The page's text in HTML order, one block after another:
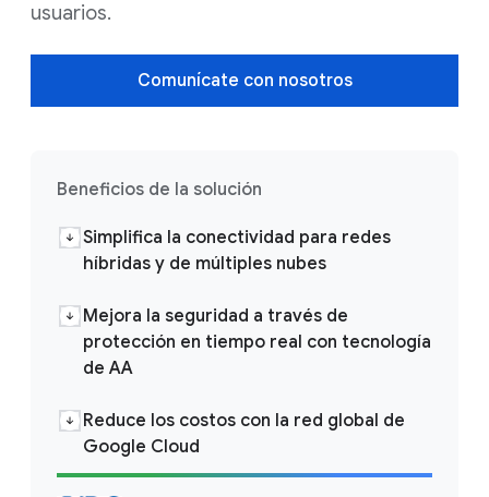
usuarios.
Comunícate con nosotros
Beneficios de la solución
Simplifica la conectividad para redes
híbridas y de múltiples nubes
Mejora la seguridad a través de
protección en tiempo real con tecnología
de AA
Reduce los costos con la red global de
Google Cloud